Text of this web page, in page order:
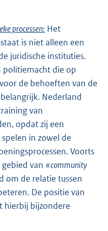
processen: Het
is niet alleen een
juridische instituties.
politiemacht die op
de behoeften van de
Nederland
van
opdat zij een
in zowel de
Voorts
van «community
om de relatie tussen
De positie van
hierbij bijzondere